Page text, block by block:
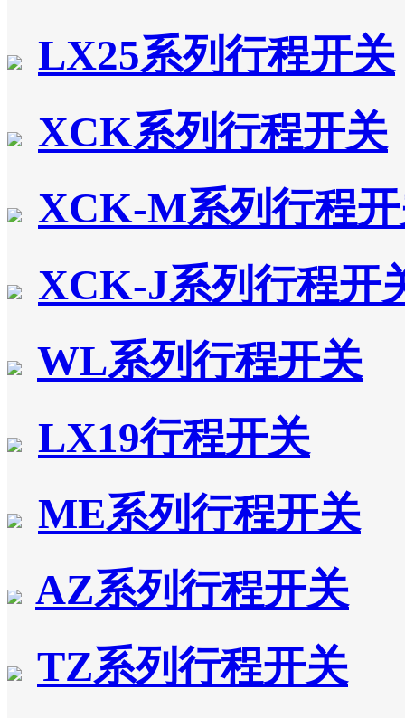
LX25系列行程开关
XCK系列行程开关
XCK-M系列行程
XCK-J系列行程开
WL系列行程开关
LX19行程开关
ME系列行程开关
AZ系列行程开关
TZ系列行程开关